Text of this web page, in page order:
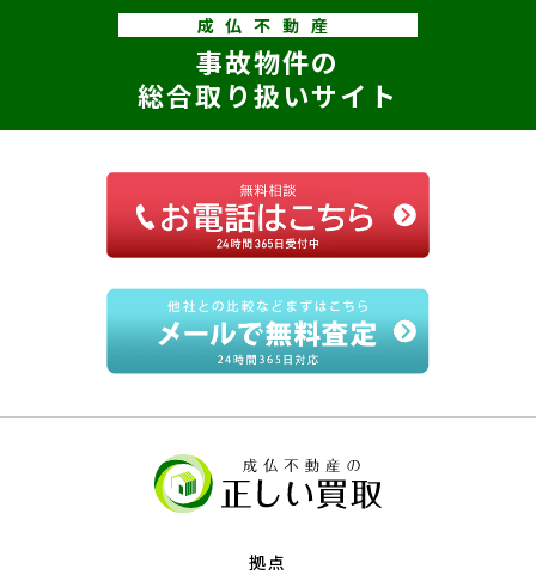
埼玉
千葉
大阪
福岡
成仏不動産
事故物件の
総合取り扱いサイト
拠点